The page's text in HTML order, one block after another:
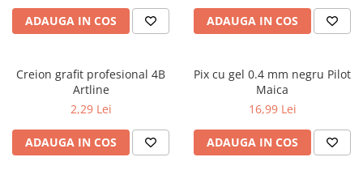
Accesorii geometrie și matematică
Rigle și Echere
Compasuri
Truse geometrie
Socotitori și bețisoare pentru
numărat
Ghiozdane și rucsacuri
ADAUGA IN COS ADAUGA IN COS
Creion grafit profesional 4B
Artline
2,29 Lei
ADAUGA IN COS
Pix cu gel 0.4 mm negru Pilot
Maica
16,99 Lei
ADAUGA IN COS